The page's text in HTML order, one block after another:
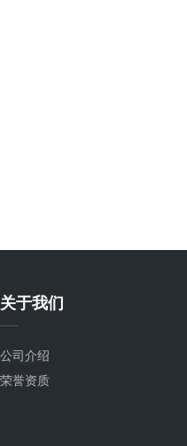
关于我们
公司介绍
荣誉资质